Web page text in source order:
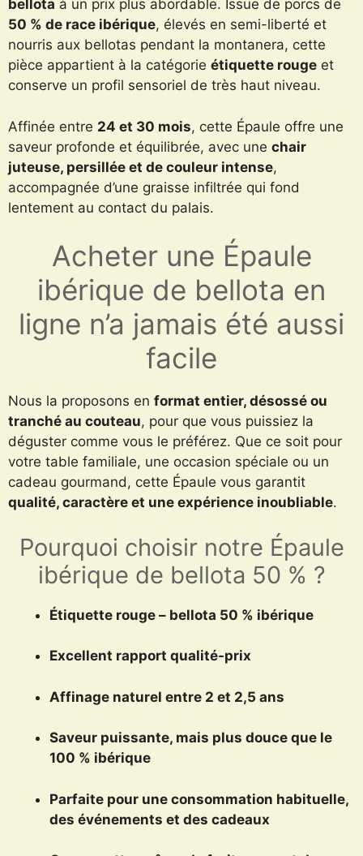
bellota à un prix plus abordable. Issue de porcs de
50 % de race ibérique, élevés en semi-liberté et
nourris aux bellotas pendant la montanera, cette
pièce appartient à la catégorie étiquette rouge et
conserve un profil sensoriel de très haut niveau.
Affinée entre 24 et 30 mois, cette Épaule offre une
saveur profonde et équilibrée, avec une chair
juteuse, persillée et de couleur intense,
accompagnée d’une graisse infiltrée qui fond
lentement au contact du palais.
Acheter une Épaule
ibérique de bellota en
ligne n’a jamais été aussi
facile
Nous la proposons en format entier, désossé ou
tranché au couteau, pour que vous puissiez la
déguster comme vous le préférez. Que ce soit pour
votre table familiale, une occasion spéciale ou un
cadeau gourmand, cette Épaule vous garantit
qualité, caractère et une expérience inoubliable.
Pourquoi choisir notre Épaule
ibérique de bellota 50 % ?
Étiquette rouge – bellota 50 % ibérique
Excellent rapport qualité-prix
Affinage naturel entre 2 et 2,5 ans
Saveur puissante, mais plus douce que le
100 % ibérique
Parfaite pour une consommation habituelle,
des événements et des cadeaux